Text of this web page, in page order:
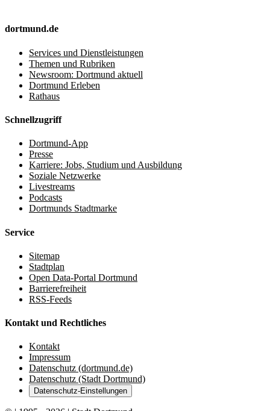
dortmund.de
Services und Dienstleistungen
Themen und Rubriken
Newsroom: Dortmund aktuell
Dortmund Erleben
Rathaus
Schnellzugriff
Dortmund-App
Presse
Karriere: Jobs, Studium und Ausbildung
Soziale Netzwerke
Livestreams
Podcasts
Dortmunds Stadtmarke
Service
Sitemap
Stadtplan
Open Data-Portal Dortmund
Barrierefreiheit
RSS-Feeds
Kontakt und Rechtliches
Kontakt
Impressum
Datenschutz (dortmund.de)
Datenschutz (Stadt Dortmund)
Datenschutz-Einstellungen